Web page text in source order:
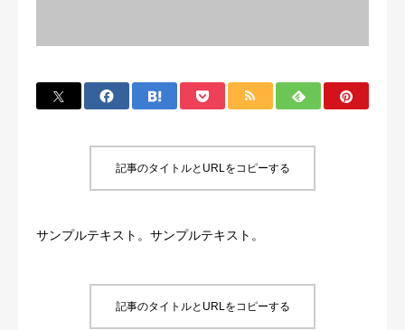
記事のタイトルとURLをコピーする
サンプルテキスト。サンプルテキスト。
記事のタイトルとURLをコピーする